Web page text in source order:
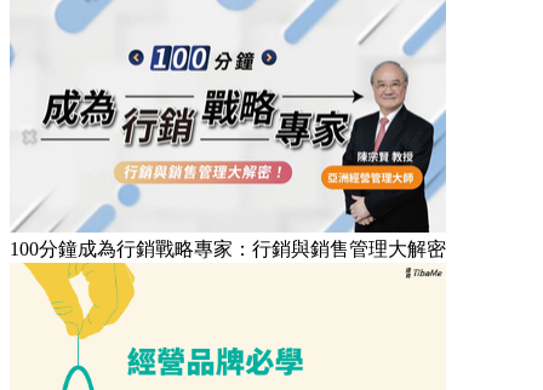
100分鐘成為行銷戰略專家：行銷與銷售管理大解密